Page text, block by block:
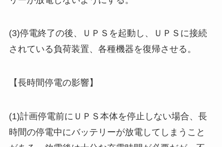
(3)停電終了の後、ＵＰＳを起動し、ＵＰＳに接続
されている負荷装置、各種機器を復帰させる。
【長時間停電の影響】
(1)計画停電前にＵＰＳ本体を停止しない場合、長
時間の停電中にバッテリーが放電してしまうこと